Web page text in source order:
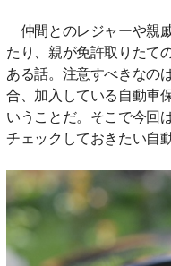
仲間とのレジャーや親
たり、親が免許取りたて
ある話。注意すべきなの
合、加入している自動車
いうことだ。そこで今回
チェックしておきたい自